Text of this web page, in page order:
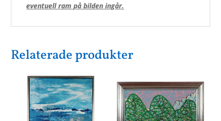
eventuell ram på bilden ingår.
Relaterade produkter